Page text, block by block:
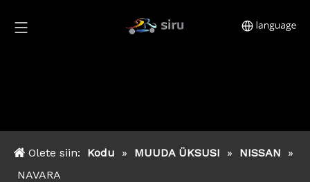
Olete siin: Kodu » MUUDA ÜKSUSI » NISSAN
»
NAVARA